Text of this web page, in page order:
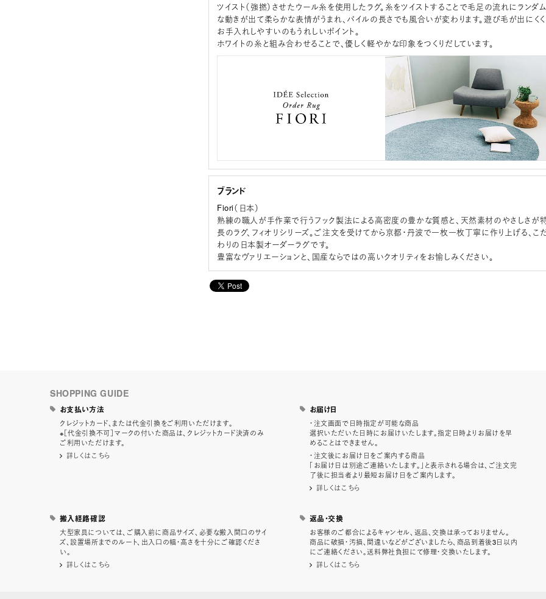
ツイスト（強撚）させたウール糸を使用したラグ。糸をツイストすることで毛足の流れにランダム
な動きが出て柔らかな表情がうまれ、パイルの長さでも風合いが変わります。遊び毛が出にくく
お手入れしやすいのもうれしいポイント。
ホワイトの糸と組み合わせることで、優しく軽やかな印象をつくりだしています。
ブランド
Fiori（日本）
熟練の職人が手作業で行うフック製法による高密度の豊かな質感と、天然素材のやさしさが
長のラグ、フィオリシリーズ。ご注文を受けてから京都・丹波で一枚一枚丁寧に作り上げる、こ
わりの日本製オーダーラグです。
豊富なヴァリエーションと、国産ならではの高いクオリティをお愉しみください。
SHOPPING GUIDE
お支払い方法
クレジットカード、または代金引換をご利用いただけます。
※［代金引換不可］マークの付いた商品は、クレジットカード決済のみ
ご利用いただけます。
詳しくはこちら
お届け日
・注文画面で日時指定が可能な商品
選択いただいた日時にお届けいたします。指定日時よりお届けを早
めることはできません。
・注文後にお届け日をご案内する商品
「お届け日は別途ご連絡いたします。」と表示される場合は、ご注文完
了後に担当者より最短お届け日をご案内します。
詳しくはこちら
搬入経路確認
大型家具については、ご購入前に商品サイズ、必要な搬入間口のサイ
ズ、設置場所までのルート、出入口の幅・高さを十分にご確認くださ
い。
詳しくはこちら
返品・交換
お客様のご都合によるキャンセル、返品、交換は承っておりません。
商品に破損・汚損、間違いなどがございましたら、商品到着後3日以内
にご連絡ください。送料弊社負担にて修理・交換いたします。
詳しくはこちら